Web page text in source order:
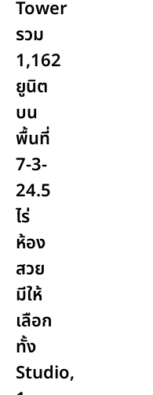
Tower
รวม
1,162
ยูนิต
บน
พื้นที่
7-3-
24.5
ไร่
ห้อง
สวย
มีให้
เลือก
ทั้ง
Studio,